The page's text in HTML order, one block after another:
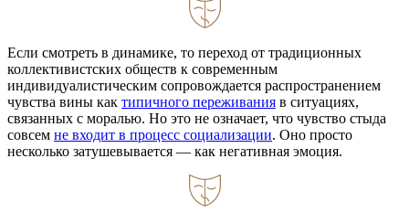
Если смотреть в динамике, то переход от традиционных
коллективистских обществ к современным
индивидуалистическим сопровождается распространением
чувства вины как типичного переживания в ситуациях,
связанных с моралью. Но это не означает, что чувство стыда
совсем не входит в процесс социализации. Оно просто
несколько затушевывается — как негативная эмоция.